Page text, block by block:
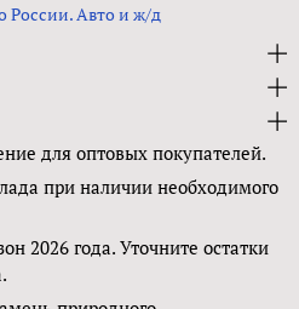
России. Авто и ж/д
для оптовых покупателей.
при наличии необходимого
2026 года. Уточните остатки